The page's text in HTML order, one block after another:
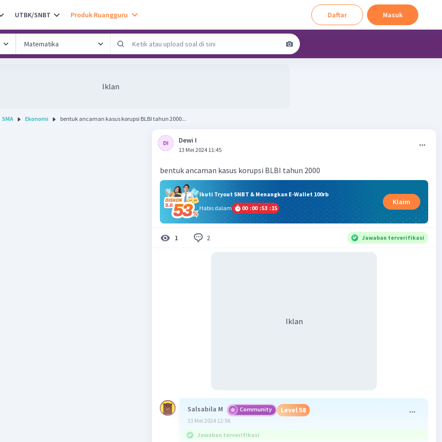
UTBK/SNBT Produk Ruangguru Daftar Masuk
Iklan
SMA Ekonomi bentuk ancaman kasus korupsi BLBI tahun 2000...
Dewi I
13 Mei 2024 11:45
bentuk ancaman kasus korupsi BLBI tahun 2000
Ikuti Tryout SNBT & Menangkan E-Wallet 100rb
Habis dalam
00 :00 :53 :14
Klaim
1 2 Jawaban terverifikasi
Iklan
Salsabila M Community Level 58
13 Mei 2024 12:56
Jawaban terverifikasi